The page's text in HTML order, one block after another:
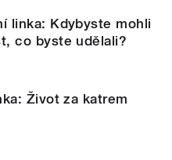
linka: Kdybyste mohli
co byste udělali?
Život za katrem